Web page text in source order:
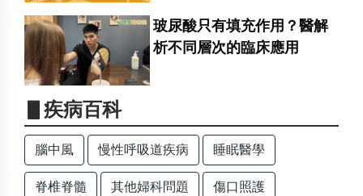
玻尿酸只有填充作用？醫解
析不同層次的臨床應用
▋疾病百科
腦中風 慢性呼吸道疾病 睡眠醫學
脊椎脊髓 其他婦科問題 傷口照護